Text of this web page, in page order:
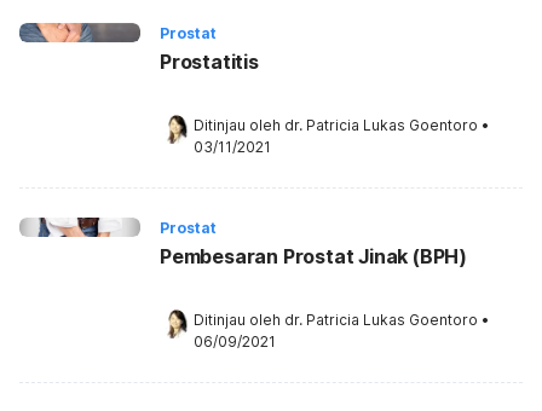
Prostat
Prostatitis
Ditinjau oleh dr. Patricia Lukas Goentoro •
03/11/2021
Prostat
Pembesaran Prostat Jinak (BPH)
Ditinjau oleh dr. Patricia Lukas Goentoro •
06/09/2021